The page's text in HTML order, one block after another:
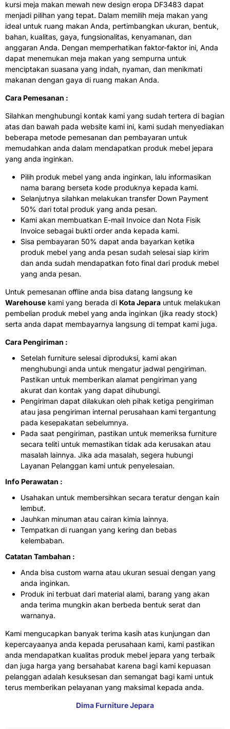
kursi meja makan mewah new design eropa DF3483 dapat
menjadi pilihan yang tepat. Dalam memilih meja makan yang
ideal untuk ruang makan Anda, pertimbangkan ukuran, bentuk,
bahan, kualitas, gaya, fungsionalitas, kenyamanan, dan
anggaran Anda. Dengan memperhatikan faktor-faktor ini, Anda
dapat menemukan meja makan yang sempurna untuk
menciptakan suasana yang indah, nyaman, dan menikmati
makanan dengan gaya di ruang makan Anda.
Cara Pemesanan :
Silahkan menghubungi kontak kami yang sudah tertera di bagian
atas dan bawah pada website kami ini, kami sudah menyediakan
beberapa metode pemesanan dan pembayaran untuk
memudahkan anda dalam mendapatkan produk mebel jepara
yang anda inginkan.
Pilih produk mebel yang anda inginkan, lalu informasikan
nama barang berseta kode produknya kepada kami.
Selanjutnya silahkan melakukan transfer Down Payment
50% dari total produk yang anda pesan.
Kami akan membuatkan E-mail Invoice dan Nota Fisik
Invoice sebagai bukti order anda kepada kami.
Sisa pembayaran 50% dapat anda bayarkan ketika
produk mebel yang anda pesan sudah selesai siap kirim
dan anda sudah mendapatkan foto final dari produk mebel
yang anda pesan.
Untuk pemesanan offline anda bisa datang langsung ke
Warehouse kami yang berada di Kota Jepara untuk melakukan
pembelian produk mebel yang anda inginkan (jika ready stock)
serta anda dapat membayarnya langsung di tempat kami juga.
Cara Pengiriman :
Setelah furniture selesai diproduksi, kami akan
menghubungi anda untuk mengatur jadwal pengiriman.
Pastikan untuk memberikan alamat pengiriman yang
akurat dan kontak yang dapat dihubungi.
Pengiriman dapat dilakukan oleh pihak ketiga pengiriman
atau jasa pengiriman internal perusahaan kami tergantung
pada kesepakatan sebelumnya.
Pada saat pengiriman, pastikan untuk memeriksa furniture
secara teliti untuk memastikan tidak ada kerusakan atau
masalah lainnya. Jika ada masalah, segera hubungi
Layanan Pelanggan kami untuk penyelesaian.
Info Perawatan :
Usahakan untuk membersihkan secara teratur dengan kain
lembut.
Jauhkan minuman atau cairan kimia lainnya.
Tempatkan di ruangan yang kering dan bebas
kelembaban.
Catatan Tambahan :
Anda bisa custom warna atau ukuran sesuai dengan yang
anda inginkan.
Produk ini terbuat dari material alami, barang yang akan
anda terima mungkin akan berbeda bentuk serat dan
warnanya.
Kami mengucapkan banyak terima kasih atas kunjungan dan
kepercayaanya anda kepada perusahaan kami, kami pastikan
anda mendapatkan kualitas produk mebel jepara yang terbaik
dan juga harga yang bersahabat karena bagi kami kepuasan
pelanggan adalah kesuksesan dan semangat bagi kami untuk
terus memberikan pelayanan yang maksimal kepada anda.
Dima Furniture Jepara